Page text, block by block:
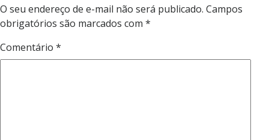
O seu endereço de e-mail não será publicado. Campos
obrigatórios são marcados com *
Comentário *